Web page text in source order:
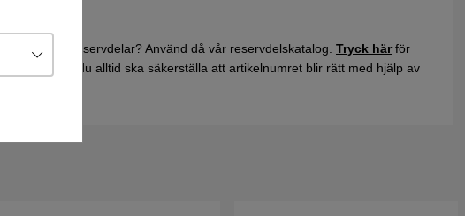
& reservdelar? Använd då vår reservdelskatalog. Tryck härför
Tänk på att du alltid ska säkerställa att artikelnumret blir rätt med hjälp av